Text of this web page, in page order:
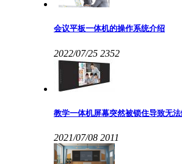
会议平板一体机的操作系统介绍
2022/07/25 2352
教学一体机屏幕突然被锁住导致无
2021/07/08 2011